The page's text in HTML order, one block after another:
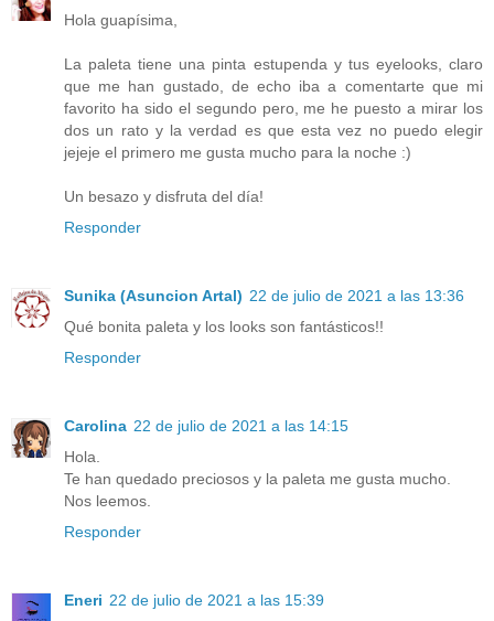
Hola guapísima,
La paleta tiene una pinta estupenda y tus eyelooks, claro
que me han gustado, de echo iba a comentarte que mi
favorito ha sido el segundo pero, me he puesto a mirar los
dos un rato y la verdad es que esta vez no puedo elegir
jejeje el primero me gusta mucho para la noche :)
Un besazo y disfruta del día!
Responder
Sunika (Asuncion Artal) 22 de julio de 2021 a las 13:36
Qué bonita paleta y los looks son fantásticos!!
Responder
Carolina 22 de julio de 2021 a las 14:15
Hola.
Te han quedado preciosos y la paleta me gusta mucho.
Nos leemos.
Responder
Eneri 22 de julio de 2021 a las 15:39